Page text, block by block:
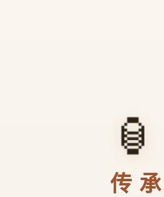
🏮
传承